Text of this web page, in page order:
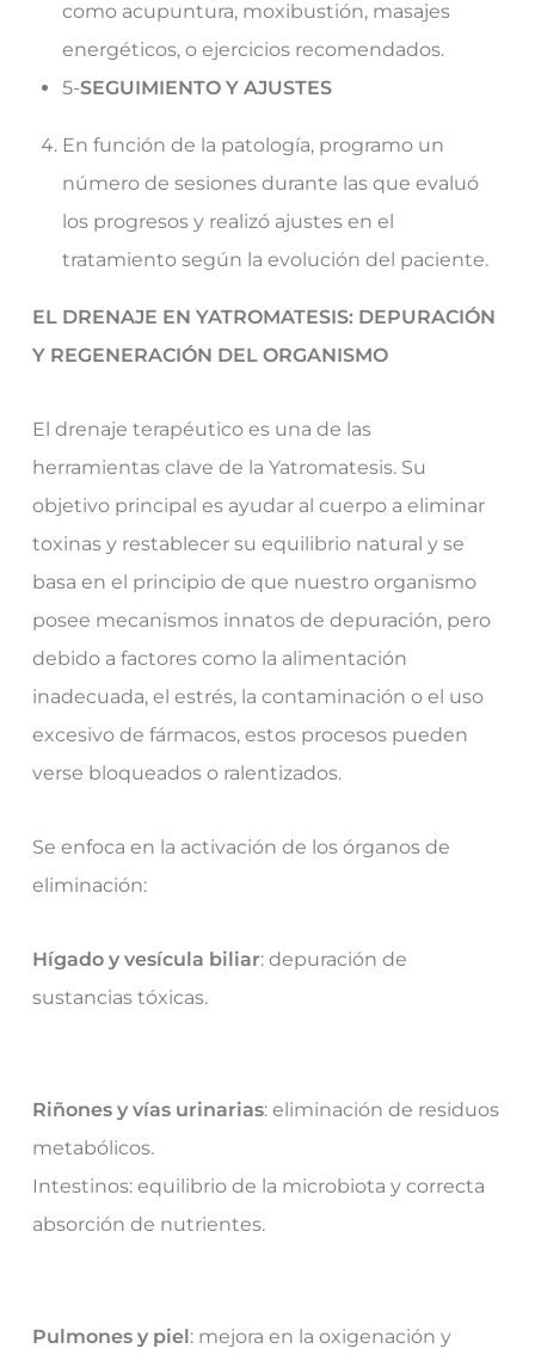
como acupuntura, moxibustión, masajes
energéticos, o ejercicios recomendados.
5-SEGUIMIENTO Y AJUSTES
En función de la patología, programo un
número de sesiones durante las que evaluó
los progresos y realizó ajustes en el
tratamiento según la evolución del paciente.
EL DRENAJE EN YATROMATESIS: DEPURACIÓN
Y REGENERACIÓN DEL ORGANISMO
El drenaje terapéutico es una de las
herramientas clave de la Yatromatesis. Su
objetivo principal es ayudar al cuerpo a eliminar
toxinas y restablecer su equilibrio natural y se
basa en el principio de que nuestro organismo
posee mecanismos innatos de depuración, pero
debido a factores como la alimentación
inadecuada, el estrés, la contaminación o el uso
excesivo de fármacos, estos procesos pueden
verse bloqueados o ralentizados.
Se enfoca en la activación de los órganos de
eliminación:
Hígado y vesícula biliar: depuración de
sustancias tóxicas.
Riñones y vías urinarias: eliminación de residuos
metabólicos.
Intestinos: equilibrio de la microbiota y correcta
absorción de nutrientes.
Pulmones y piel: mejora en la oxigenación y